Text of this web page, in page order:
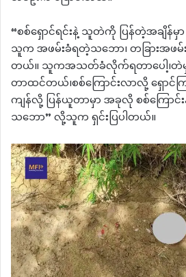
“စစ်ရှောင်ရင်းနဲ့ သူတဲကို ပြန်တဲ့အချိန်မှာ
သူက အဖမ်းခံရတဲ့သဘော၊ တခြားအ
တယ်။ သူကအသတ်ခံလိုက်ရတာပေါ့၊တဲမှာ
တာထင်တယ်၊စစ်ကြောင်းလာလို့ ရှောင်က
ကျန်လို့ ပြန်ယူတာမှာ အခုလို စစ်ကြော
သဘော” လို့သူက ရှင်းပြပါတယ်။